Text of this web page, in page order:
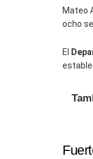
Mateo
ocho
El